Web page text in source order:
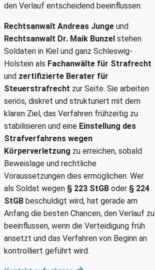
den Verlauf entscheidend beeinflussen.
Rechtsanwalt Andreas Junge und
Rechtsanwalt Dr. Maik Bunzel stehen
Soldaten in Kiel und ganz Schleswig-
Holstein als Fachanwälte für Strafrecht
und zertifizierte Berater für
Steuerstrafrecht zur Seite. Sie arbeiten
seriös, diskret und strukturiert mit dem
klaren Ziel, das Verfahren frühzeitig zu
stabilisieren und eine Einstellung des
Strafverfahrens wegen
Körperverletzung zu erreichen, sobald
Beweislage und rechtliche
Voraussetzungen dies ermöglichen. Wer
als Soldat wegen § 223 StGB oder § 224
StGB beschuldigt wird, hat gerade am
Anfang die besten Chancen, den Verlauf zu
beeinflussen, wenn die Verteidigung früh
ansetzt und das Verfahren von Beginn an
kontrolliert geführt wird.